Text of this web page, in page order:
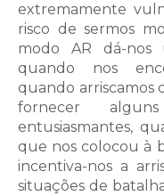
extremamente
risco de sermos
modo AR dá-nos
quando nos
quando arriscamos
fornecer
entusiasmantes,
que nos colocou à
incentiva-nos a
situações de